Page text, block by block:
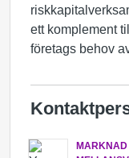
ett komplement
företags behov